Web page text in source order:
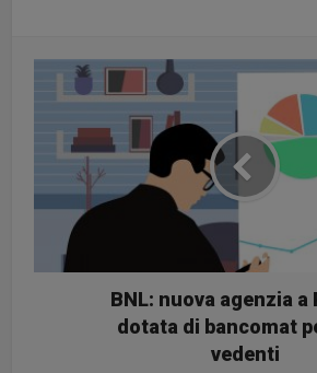
BNL: nuova agenzia a
dotata di bancomat
vedenti